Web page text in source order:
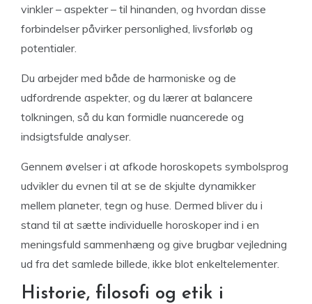
vinkler – aspekter – til hinanden, og hvordan disse
forbindelser påvirker personlighed, livsforløb og
potentialer.
Du arbejder med både de harmoniske og de
udfordrende aspekter, og du lærer at balancere
tolkningen, så du kan formidle nuancerede og
indsigtsfulde analyser.
Gennem øvelser i at afkode horoskopets symbolsprog
udvikler du evnen til at se de skjulte dynamikker
mellem planeter, tegn og huse. Dermed bliver du i
stand til at sætte individuelle horoskoper ind i en
meningsfuld sammenhæng og give brugbar vejledning
ud fra det samlede billede, ikke blot enkeltelementer.
Historie, filosofi og etik i